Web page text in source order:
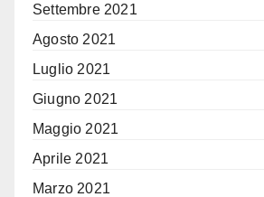
Settembre 2021
Agosto 2021
Luglio 2021
Giugno 2021
Maggio 2021
Aprile 2021
Marzo 2021